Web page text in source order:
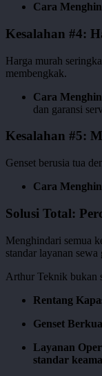
Cara
Kesalahan #4:
Harga murah
membengkak.
Cara
dan garansi
Kesalahan #5:
Genset berusia tua
Cara
Solusi Total:
Menghindari semua
standar layanan
Arthur Teknik bukan
Rentang
Genset
Layanan
standar